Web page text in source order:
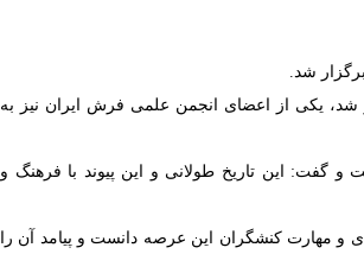
شد.
تونس برگزار شد، یکی از اعضای انجمن علمی فرش ایران نیز به
و گفت: این تاریخ طولانی و این پیوند با فرهنگ و
و مهارت کنشگران این عرصه دانست و پیامد آن را